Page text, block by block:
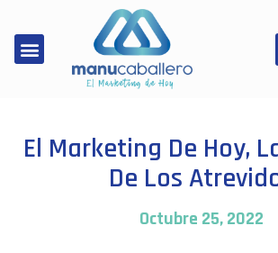
El Marketing De Hoy,
De Los
Octubre 25, 2022